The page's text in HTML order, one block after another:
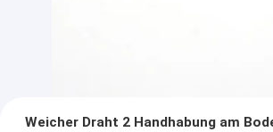
Weicher Draht 2 Handhabung am